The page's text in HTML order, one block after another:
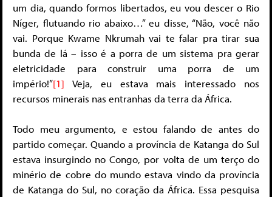
um dia, quando formos libertados, eu vou descer o Rio
Níger, flutuando rio abaixo…” eu disse, “Não, você não
vai. Porque Kwame Nkrumah vai te falar pra tirar sua
bunda de lá – isso é a porra de um sistema pra gerar
eletricidade para construir uma porra de um
império!”[1] Veja, eu estava mais interessado nos
recursos minerais nas entranhas da terra da África.
Todo meu argumento, e estou falando de antes do
partido começar. Quando a província de Katanga do Sul
estava insurgindo no Congo, por volta de um terço do
minério de cobre do mundo estava vindo da província
de Katanga do Sul, no coração da África. Essa pesquisa